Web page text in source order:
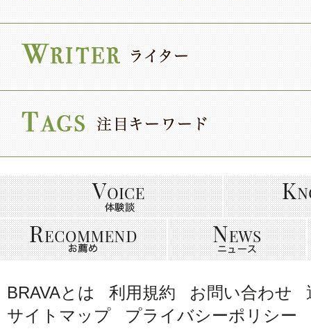
BRAVAとは 利用規約 お問い合わせ
サイトマップ
プライバシーポリシー